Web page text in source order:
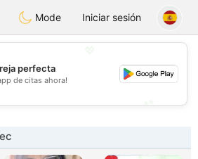
StatesDating
Mode Iniciar sesión
💕
perfecta
de citas ahora!